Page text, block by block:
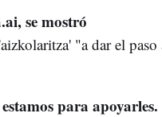
se mostró
"a dar el paso
para apoyarles.